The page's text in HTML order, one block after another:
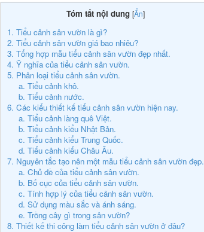
Tóm tắt nội dung [Ẩn]
1. Tiểu cảnh sân vườn là gì?
2. Tiểu cảnh sân vườn giá bao nhiêu?
3. Tổng hợp mẫu tiểu cảnh sân vườn đẹp nhất.
4. Ỹ nghĩa của tiểu cảnh sân vườn.
​5. Phân loại tiểu cảnh sân vườn.
a. Tiểu cảnh khô.
b. Tiểu cảnh nước.
6. Các kiểu thiết kế tiểu cảnh sân vườn hiện nay.
a. Tiểu cảnh làng quê Việt.
b. Tiểu cảnh kiểu Nhật Bản.
c. Tiểu cảnh kiểu Trung Quốc.
d. Tiểu cảnh kiểu Châu Âu.
7. Nguyên tắc tạo nên một mẫu tiểu cảnh sân vườn đẹp.
a. Chủ đề của tiểu cảnh sân vườn.
b. Bố cục của tiểu cảnh sân vườn.
c. Tính hợp lý của tiểu cảnh sân vườn.
d. Sử dụng màu sắc và ánh sáng.
e. Trồng cây gì trong sân vườn?
8. Thiết kế thi công làm tiểu cảnh sân vườn ở đâu?